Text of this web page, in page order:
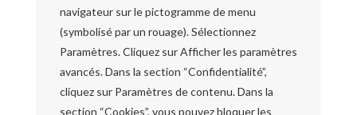
navigateur sur le pictogramme de menu
(symbolisé par un rouage). Sélectionnez
Paramètres. Cliquez sur Afficher les paramètres
avancés. Dans la section “Confidentialité”,
cliquez sur Paramètres de contenu. Dans la
section “Cookies”, vous pouvez bloquer les